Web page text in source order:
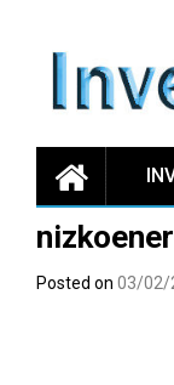
Posted on 03/02/